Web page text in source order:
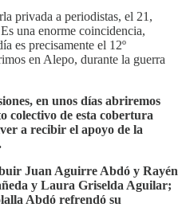
privada a periodistas, el 21,
una enorme coincidencia,
es precisamente el 12º
en Alepo, durante la guerra
en unos días abriremos
colectivo de esta cobertura
a recibir el apoyo de la
Juan Aguirre Abdó y Rayén
y Laura Griselda Aguilar;
Abdó refrendó su